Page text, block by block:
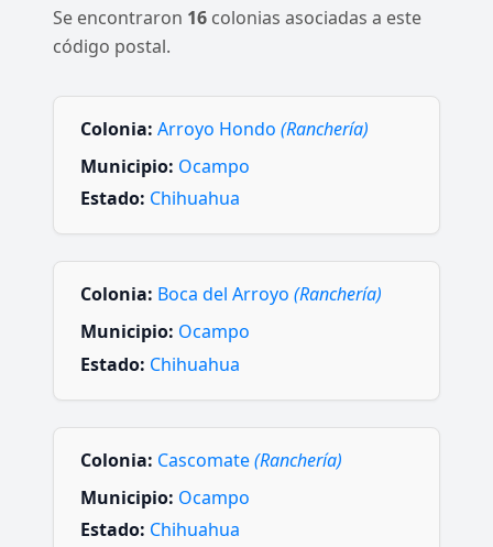
Se encontraron 16 colonias asociadas a este
código postal.
Colonia: Arroyo Hondo (Ranchería)
Municipio: Ocampo
Estado: Chihuahua
Colonia: Boca del Arroyo (Ranchería)
Municipio: Ocampo
Estado: Chihuahua
Colonia: Cascomate(Ranchería)
Municipio: Ocampo
Estado: Chihuahua